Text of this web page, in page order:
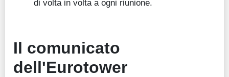
di volta in volta a ogni riunione.
Il comunicato
dell'Eurotower